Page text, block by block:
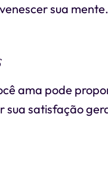
sua mente.
ama pode
sua satisfação